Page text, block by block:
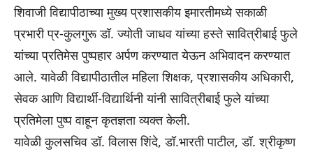
शिवाजी विद्यापीठाच्या मुख्य प्रशासकीय इमारतीमध्ये सकाळी
प्रभारी प्र-कुलगुरू डॉ. ज्योती जाधव यांच्या हस्ते सावित्रीबाई फुले
यांच्या प्रतिमेस पुष्पहार अर्पण करण्यात येऊन अभिवादन करण्यात
आले. यावेळी विद्यापीठातील महिला शिक्षक, प्रशासकीय अधिकारी,
सेवक आणि विद्यार्थी-विद्यार्थिनी यांनी सावित्रीबाई फुले यांच्या
प्रतिमेला पुष्प वाहून कृतज्ञता व्यक्त केली.
यावेळी कुलसचिव डॉ. विलास शिंदे, डॉ.भारती पाटील, डॉ. श्रीकृष्ण